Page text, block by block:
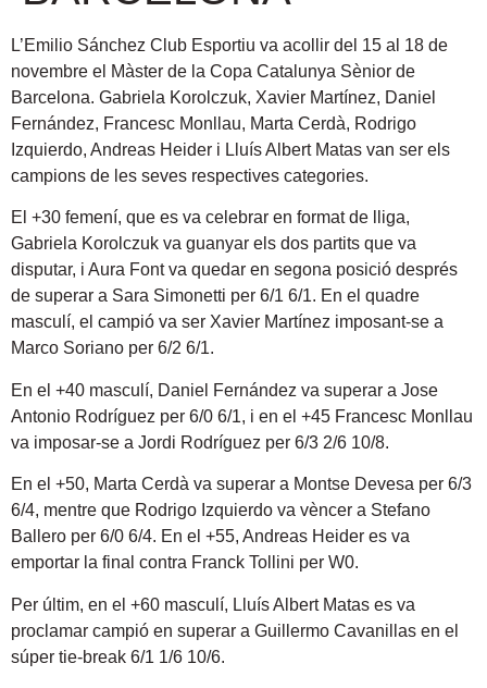
L’Emilio Sánchez Club Esportiu va acollir del 15 al 18 de
novembre el Màster de la Copa Catalunya Sènior de
Barcelona. Gabriela Korolczuk, Xavier Martínez, Daniel
Fernández, Francesc Monllau, Marta Cerdà, Rodrigo
Izquierdo, Andreas Heider i Lluís Albert Matas van ser els
campions de les seves respectives categories.
El +30 femení, que es va celebrar en format de lliga,
Gabriela Korolczuk va guanyar els dos partits que va
disputar, i Aura Font va quedar en segona posició després
de superar a Sara Simonetti per 6/1 6/1. En el quadre
masculí, el campió va ser Xavier Martínez imposant-se a
Marco Soriano per 6/2 6/1.
En el +40 masculí, Daniel Fernández va superar a Jose
Antonio Rodríguez per 6/0 6/1, i en el +45 Francesc Monllau
va imposar-se a Jordi Rodríguez per 6/3 2/6 10/8.
En el +50, Marta Cerdà va superar a Montse Devesa per 6/3
6/4, mentre que Rodrigo Izquierdo va vèncer a Stefano
Ballero per 6/0 6/4. En el +55, Andreas Heider es va
emportar la final contra Franck Tollini per W0.
Per últim, en el +60 masculí, Lluís Albert Matas es va
proclamar campió en superar a Guillermo Cavanillas en el
súper tie-break 6/1 1/6 10/6.